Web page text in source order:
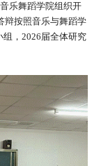
乐舞蹈学院组织开
辩按照音乐与舞蹈学
，2026届全体研究